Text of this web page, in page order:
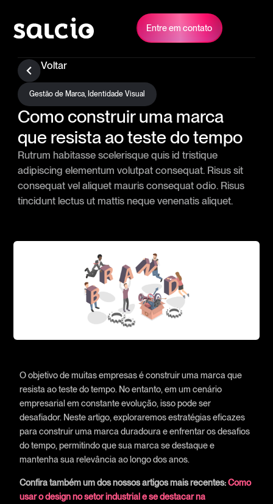
Entre em contato
Voltar
Gestão de Marca, Identidade Visual
Como construir uma marca
que resista ao teste do tempo
Rutrum habitasse scelerisque quis id tristique
adipiscing elementum volutpat consequat. Risus sit
consequat vel aliquet mauris consequat odio. Risus
tincidunt lectus ut mattis neque venenatis aliquet.
O objetivo de muitas empresas é construir uma marca que
resista ao teste do tempo. No entanto, em um cenário
empresarial em constante evolução, isso pode ser
desafiador. Neste artigo, exploraremos estratégias eficazes
para construir uma marca duradoura e enfrentar os desafios
do tempo, permitindo que sua marca se destaque e
mantenha sua relevância ao longo dos anos.
Confira também um dos nossos artigos mais recentes:Como
usar o design no setor industrial e se destacar na